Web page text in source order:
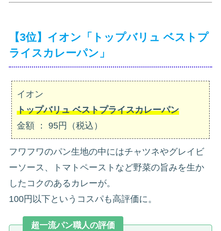
【3位】イオン「トップバリュ ベストプ
ライスカレーパン」
イオン
トップバリュ ベストプライスカレーパン
金額 ： 95円（税込）
フワフワのパン生地の中にはチャツネやグレイビ
ーソース、トマトペーストなど野菜の旨みを生か
したコクのあるカレーが。
100円以下というコスパも高評価に。
超一流パン職人の評価